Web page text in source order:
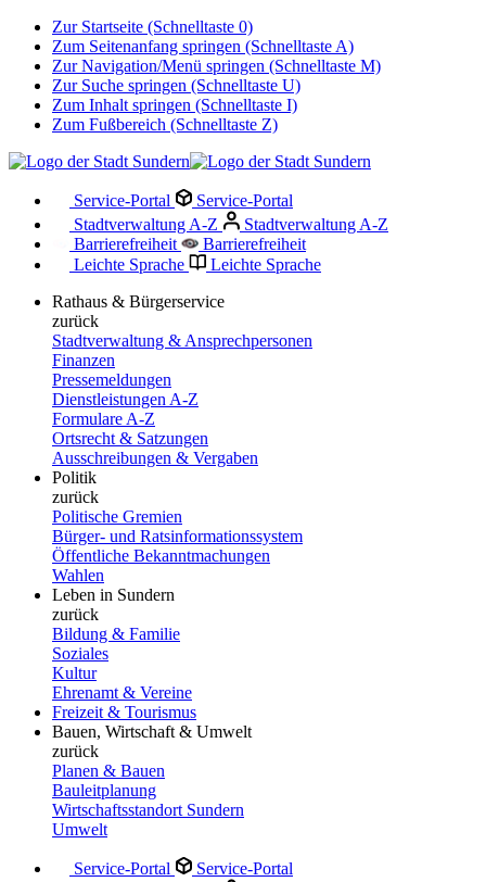
Zur Startseite (Schnelltaste 0)
Zum Seitenanfang springen (Schnelltaste A)
Zur Navigation/Menü springen (Schnelltaste M)
Zur Suche springen (Schnelltaste U)
Zum Inhalt springen (Schnelltaste I)
Zum Fußbereich (Schnelltaste Z)
Service-Portal
Service-Portal
Stadtverwaltung A-Z
Stadtverwaltung A-Z
Barrierefreiheit
Barrierefreiheit
Leichte Sprache
Leichte Sprache
Rathaus & Bürgerservice
zurück
Stadtverwaltung & Ansprechpersonen
Finanzen
Pressemeldungen
Dienstleistungen A-Z
Formulare A-Z
Ortsrecht & Satzungen
Ausschreibungen & Vergaben
Politik
zurück
Politische Gremien
Bürger- und Ratsinformationssystem
Öffentliche Bekanntmachungen
Wahlen
Leben in Sundern
zurück
Bildung & Familie
Soziales
Kultur
Ehrenamt & Vereine
Freizeit & Tourismus
Bauen, Wirtschaft & Umwelt
zurück
Planen & Bauen
Bauleitplanung
Wirtschaftsstandort Sundern
Umwelt
Service-Portal
Service-Portal